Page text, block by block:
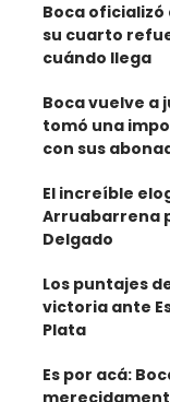
Boca oficializó
su cuarto
cuándo llega
Boca vuelve a
tomó una
con sus
El increíble
Arruabarrena
Delgado
Los puntajes
victoria ante
Plata
Es por acá: